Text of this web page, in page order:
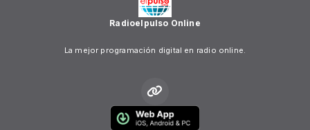
Radioelpulso Online
La mejor programación digital en radio online.